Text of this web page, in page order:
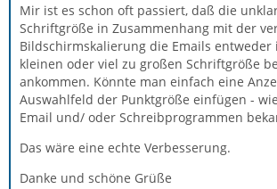
Mir ist es schon oft passiert, daß die
Schriftgröße in Zusammenhang mit der
Bildschirmskalierung die Emails entweder
kleinen oder viel zu großen Schriftgröße
ankommen. Könnte man einfach eine
Auswahlfeld der Punktgröße einfügen -
Email und/ oder Schreibprogrammen
Das wäre eine echte Verbesserung.
Danke und schöne Grüße